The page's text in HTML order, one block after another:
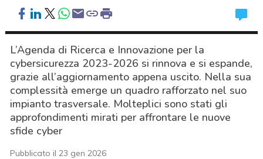
L’Agenda di Ricerca e Innovazione per la
cybersicurezza 2023-2026 si rinnova e si espande,
grazie all’aggiornamento appena uscito. Nella sua
complessità emerge un quadro rafforzato nel suo
impianto trasversale. Molteplici sono stati gli
approfondimenti mirati per affrontare le nuove
sfide cyber
Pubblicato il 23 gen 2026